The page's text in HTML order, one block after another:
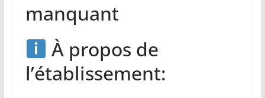
manquant
À propos de
l’établissement: